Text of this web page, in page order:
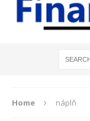
Home náplň